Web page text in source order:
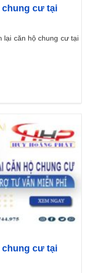
cư tại
lại căn hộ chung cư tại
cư tại